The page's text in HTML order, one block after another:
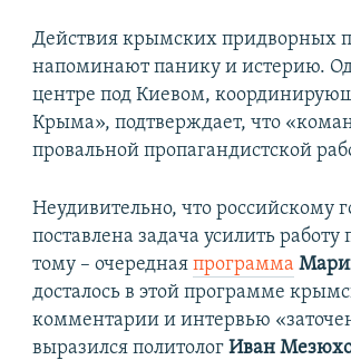
Действия крымских придворных
напоминают панику и истерию.
центре под Киевом,
Крыма», подтверждает, что
провальной пропагандистской
Неудивительно, что российскому
поставлена задача усилить
тому – очереднаяпрограмма
досталось в этой программе
комментарии и интервью
выразился политологИван